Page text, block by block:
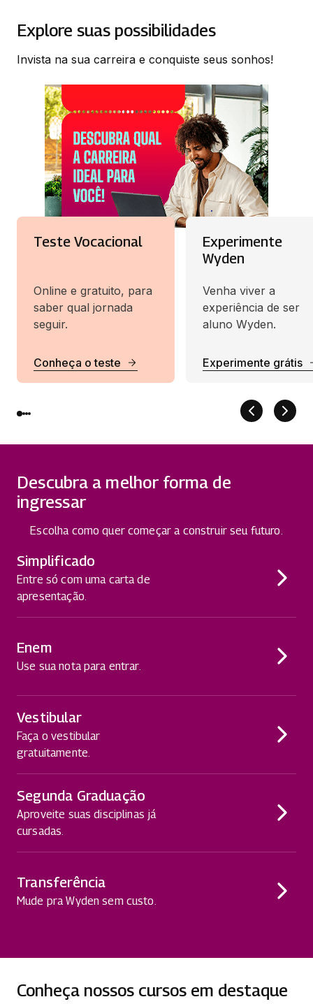
Explore suas possibilidades
Invista na sua carreira e conquiste seus sonhos!
Teste Vocacional
Online e gratuito, para
saber qual jornada
seguir.
Conheça o teste
Experimente
Wyden
Venha viver a
experiência de ser
aluno Wyden.
Experimente grátis
Descubra a melhor forma de
ingressar
Escolha como quer começar a construir seu futuro.
Simplificado
Entre só com uma carta de
apresentação.
Enem
Use sua nota para entrar.
Vestibular
Faça o vestibular
gratuitamente.
Segunda Graduação
Aproveite suas disciplinas já
cursadas.
Transferência
Mude pra Wyden sem custo.
Conheça nossos cursos em destaque